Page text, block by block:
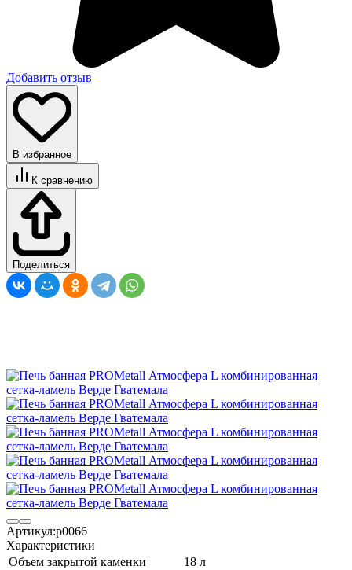
Добавить отзыв
В избранное
К сравнению
Поделиться
Артикул:p0066
Характеристики
Объем закрытой каменки
18 л